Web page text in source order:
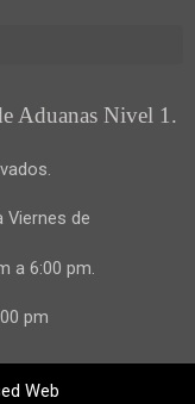
Aduanas Nivel 1.
Viernes de
a 6:00 pm.
pm
Web